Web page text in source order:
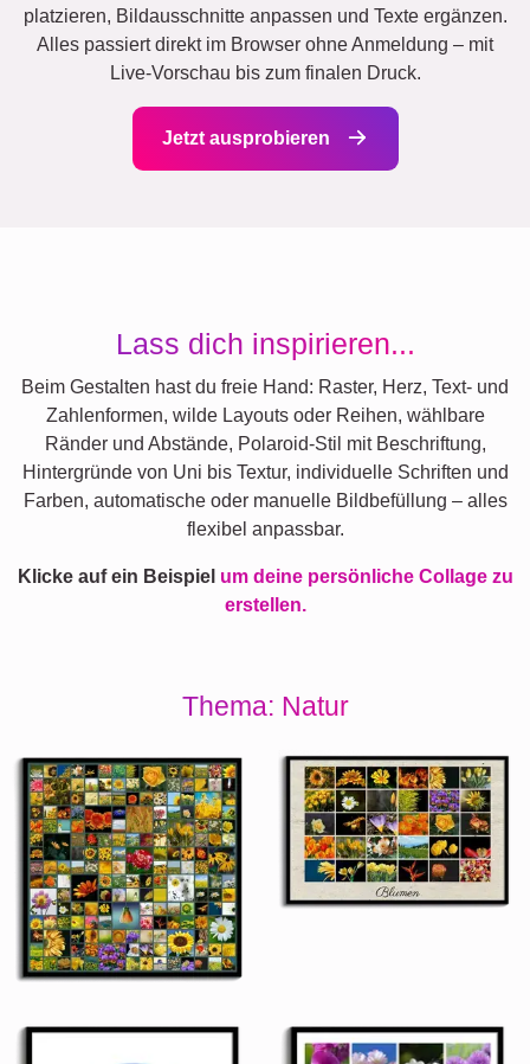
platzieren, Bildausschnitte anpassen und Texte ergänzen.
Alles passiert direkt im Browser ohne Anmeldung – mit
Live-Vorschau bis zum finalen Druck.
Jetzt ausprobieren
Lass dich inspirieren...
Beim Gestalten hast du freie Hand: Raster, Herz, Text- und
Zahlenformen, wilde Layouts oder Reihen, wählbare
Ränder und Abstände, Polaroid-Stil mit Beschriftung,
Hintergründe von Uni bis Textur, individuelle Schriften und
Farben, automatische oder manuelle Bildbefüllung – alles
flexibel anpassbar.
Klicke auf ein Beispiel um deine persönliche Collage zu
erstellen.
Thema: Natur